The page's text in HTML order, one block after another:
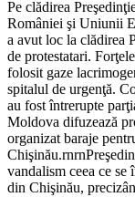
Pe clădirea
României şi Uniunii
a avut loc la clădirea
de protestatari.
folosit gaze
spitalul de urgenţă.
au fost întrerupte
Moldova difuzează
organizat baraje
vandalism ceea ce se
din Chişinău,